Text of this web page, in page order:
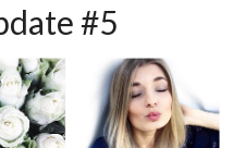
#5